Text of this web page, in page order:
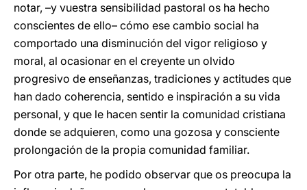
notar, –y vuestra sensibilidad pastoral os ha hecho
conscientes de ello– cómo ese cambio social ha
comportado una disminución del vigor religioso y
moral, al ocasionar en el creyente un olvido
progresivo de enseñanzas, tradiciones y actitudes que
han dado coherencia, sentido e inspiración a su vida
personal, y que le hacen sentir la comunidad cristiana
donde se adquieren, como una gozosa y consciente
prolongación de la propia comunidad familiar.
Por otra parte, he podido observar que os preocupa la